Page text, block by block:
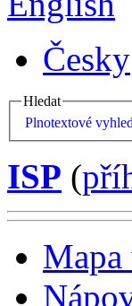
Česky
Hledat
Plnotextové
ISP (
Mapa